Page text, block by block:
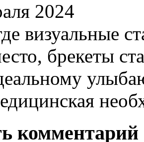
2024
визуальные
брекеты
комментарий